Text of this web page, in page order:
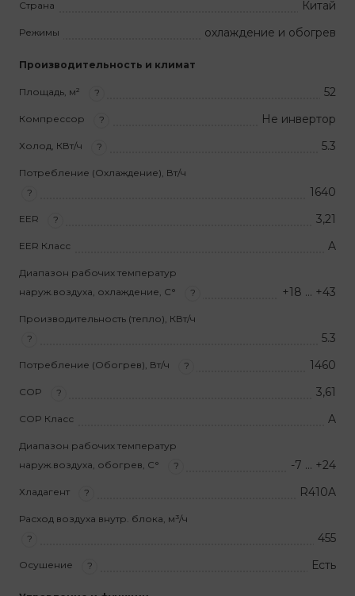
Страна Китай
Режимы охлаждение и обогрев
Производительность и климат
Площадь, м² ? 52
Компрессор ? Не инвертор
Холод, КВт/ч ? 5.3
Потребление (Охлаждение), Вт/ч
?
1640
EER ? 3,21
EER Класс A
Диапазон рабочих температур
наруж.воздуха, охлаждение, С°
? +18 … +43
Производительность (тепло), КВт/ч
?
5.3
Потребление (Обогрев), Вт/ч ? 1460
COP ? 3,61
COP Класс A
Диапазон рабочих температур
наруж.воздуха, обогрев, С°
? -7 … +24
Хладагент ? R410A
Расход воздуха внутр. блока, м³/ч
?
455
Осушение ? Есть